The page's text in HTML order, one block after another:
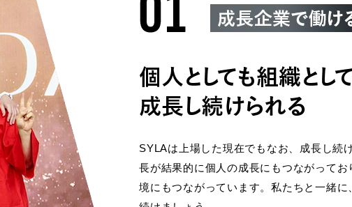
SYLAは上場した現在でもなお、成長し続
長が結果的に個人の成長にもつながって
境にもつながっています。私たちと一緒に